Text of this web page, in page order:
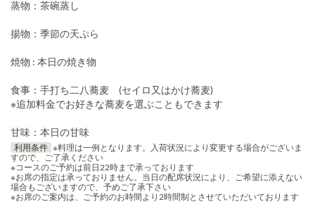
蒸物：茶碗蒸し
揚物：季節の天ぷら
焼物 : 本日の焼き物
食事：手打ち二八蕎麦 (セイロ又はかけ蕎麦)
※追加料金でお好きな蕎麦を選ぶこともできます
甘味：本日の甘味
利用条件 ※料理は一例となります。入荷状況により変更する場合がございま
すので、ご了承ください
※コースのご予約は前日22時まで承っております
※お席の指定は承っておりません。当日の配席状況により、ご希望に添えない
場合もございますので、予めご了承下さい
※お席のご案内は、ご予約のお時間より2時間制とさせていただいております